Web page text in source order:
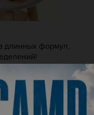
длинных формул,
создан для
науки и явлений
парка — его
можно и нужно